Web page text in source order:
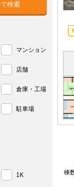
棟
マンション
店舗
倉庫・工場
駐車場
1K